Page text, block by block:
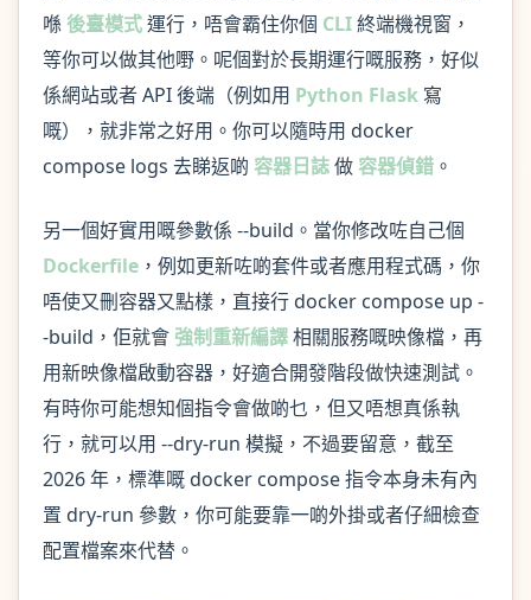
喺 後臺模式運行，唔會霸住你個 CLI終端機視窗，
等你可以做其他嘢。呢個對於長期運行嘅服務，好似
係網站或者 API 後端（例如用 Python Flask 寫
嘅），就非常之好用。你可以隨時用 docker
compose logs 去睇返啲 容器日誌做容器偵錯 。
另一個好實用嘅參數係 --build。當你修改咗自己個
Dockerfile ，例如更新咗啲套件或者應用程式碼，你
唔使又刪容器又點樣，直接行 docker compose up -
-build，佢就會 強制重新編譯相關服務嘅映像檔，再
用新映像檔啟動容器，好適合開發階段做快速測試。
有時你可能想知個指令會做啲乜，但又唔想真係執
行，就可以用 --dry-run 模擬，不過要留意，截至
2026 年，標準嘅 docker compose 指令本身未有內
置 dry-run 參數，你可能要靠一啲外掛或者仔細檢查
配置檔案來代替。